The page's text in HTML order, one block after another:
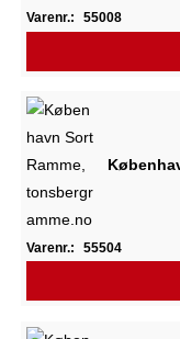
Varenr.: 55008
Varenr.: 55504